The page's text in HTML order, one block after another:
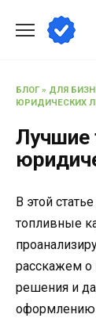
содержанию
БЛОГ» ДЛЯ
ЮРИДИЧЕСКИХ
Лучшие
В этой
топливные
расскажем о
решения и
оформлению